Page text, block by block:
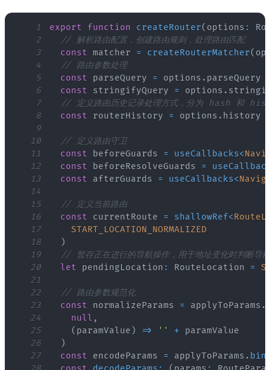
1 export function createRouter( options :
2
// 解析路由配置，创建路由规则，处理路由匹配
3
const matcher = createRouterMatcher(
4
// 路由参数处理
5
const parseQuery = options . parseQuery
6
const stringifyQuery = options .
7
// 定义路由历史记录处理方式，分为 hash 和
8
const routerHistory = options . history
9
10
// 定义路由守卫
11
const beforeGuards = useCallbacks<
12
const beforeResolveGuards =
13
const afterGuards = useCallbacks<
14
15
// 定义当前路由
16
const currentRoute = shallowRef<
17
START_LOCATION_NORMALIZED
18
)
19
// 暂存正在进行的导航操作，用于地址变化时判断导
20
let pendingLocation : RouteLocation =
21
22
// 路由参数规范化
23
const normalizeParams = applyToParams .
24
null ,
25
( paramValue ) => '' +
26
)
27
const encodeParams = applyToParams .